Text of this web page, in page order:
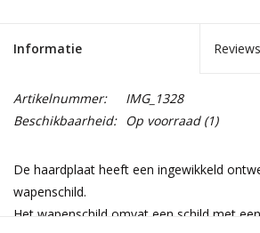
Informatie Reviews
Artikelnummer:
IMG_1328
Beschikbaarheid: Op voorraad(1)
De haardplaat heeft een ingewikkeld
wapenschild.
Het wapenschild omvat een schild met